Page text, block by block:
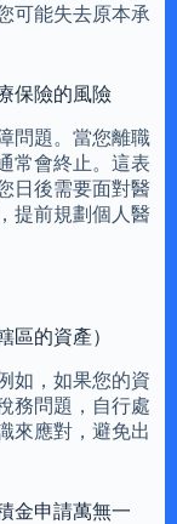
可能失去原本承
保險的風險
問題。當您離職
常會終止。這表
日後需要面對醫
提前規劃個人醫
區的資產）
如，如果您的資
務問題，自行處
來應對，避免出
金申請萬無一